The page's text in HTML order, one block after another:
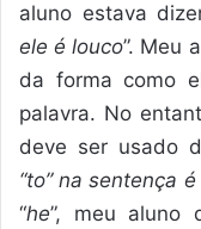
aluno estava
ele é louco”. Meu
da forma como
palavra. No
deve ser usado
“to” na sentença
“he”, meu aluno